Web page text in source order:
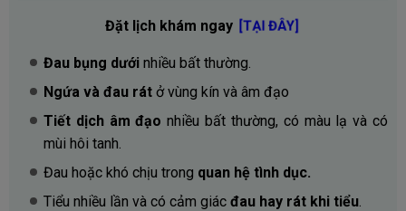
Đặt lịch khám ngay [TẠI ĐÂY]
Đau bụng dưới nhiều bất thường.
Ngứa và đau rát ở vùng kín và âm đạo
Tiết dịch âm đạo nhiều bất thường, có màu lạ và có
mùi hôi tanh.
Đau hoặc khó chịu trong quan hệ tình dục.
Tiểu nhiều lần và có cảm giác đau hay rát khi tiểu.